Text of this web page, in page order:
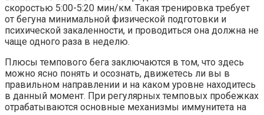
скоростью 5:00-5:20 мин/км. Такая тренировка требует
от бегуна минимальной физической подготовки и
психической закаленности, и проводиться она должна не
чаще одного раза в неделю.
Плюсы темпового бега заключаются в том, что здесь
можно ясно понять и осознать, движетесь ли вы в
правильном направлении и на каком уровне находитесь
в данный момент. При регулярных темповых пробежках
отрабатываются основные механизмы иммунитета на